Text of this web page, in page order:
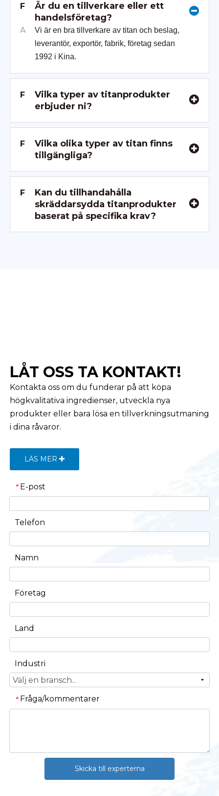
F
Är du en tillverkare eller ett
handelsföretag?
A
Vi är en bra tillverkare av titan och beslag,
leverantör, exportör, fabrik, företag sedan
1992 i Kina.
F
Vilka typer av titanprodukter
erbjuder ni?
F
Vilka olika typer av titan finns
tillgängliga?
F
Kan du tillhandahålla
skräddarsydda titanprodukter
baserat på specifika krav?
LÅT OSS TA KONTAKT!
Kontakta oss om du funderar på att köpa
högkvalitativa ingredienser, utveckla nya
produkter eller bara lösa en tillverkningsutmaning
i dina råvaror.
LÄS MER
* E-post
Telefon
Namn
Företag
Land
Industri
* Fråga/kommentarer
Skicka till experterna